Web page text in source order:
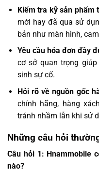
Kiểm tra kỹ sản phẩm
mới hay đã qua sử
bản như màn hình,
Yêu cầu hóa đơn đầy
cơ sở quan trọng
sinh sự cố.
Hỏi rõ về nguồn gốc
chính hãng, hàng
tránh nhầm lẫn khi sử
Những câu hỏi
Câu hỏi 1: Hnammobile
nào?